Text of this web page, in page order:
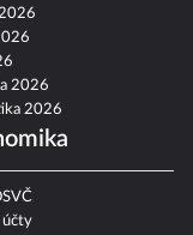
2026
2026
účty